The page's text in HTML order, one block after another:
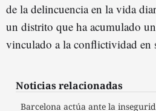
de la delincuencia en la vida
un distrito que ha acumulado
vinculado a la conflictividad en
Noticias relacionadas
Barcelona actúa ante la